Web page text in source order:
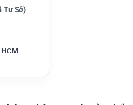
Tư Sở)